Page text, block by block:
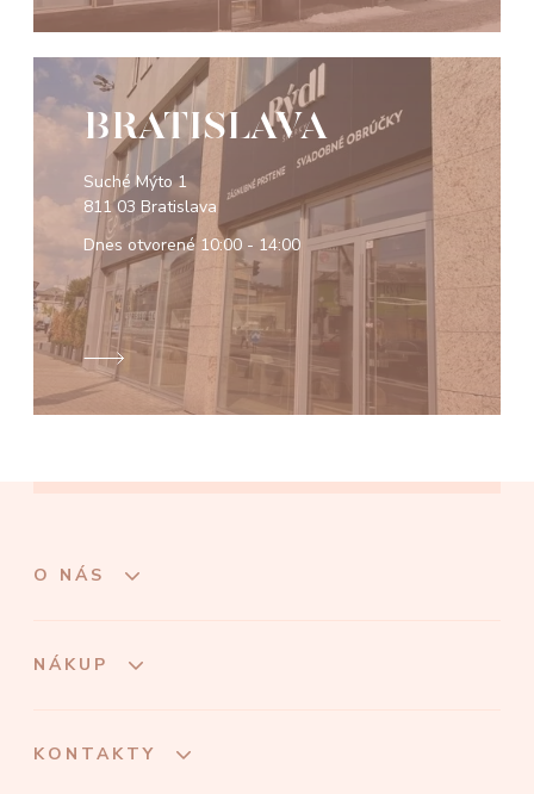
BRATISLAVA
Suché Mýto 1
811 03 Bratislava
Dnes otvorené 10:00 - 14:00
O NÁS
NÁKUP
KONTAKTY